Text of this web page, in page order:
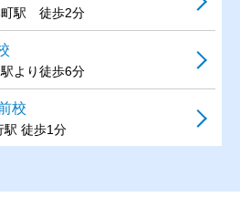
駅 徒歩2分
より徒歩6分
校
駅 徒歩1分
２分。第12田中ビル2F。